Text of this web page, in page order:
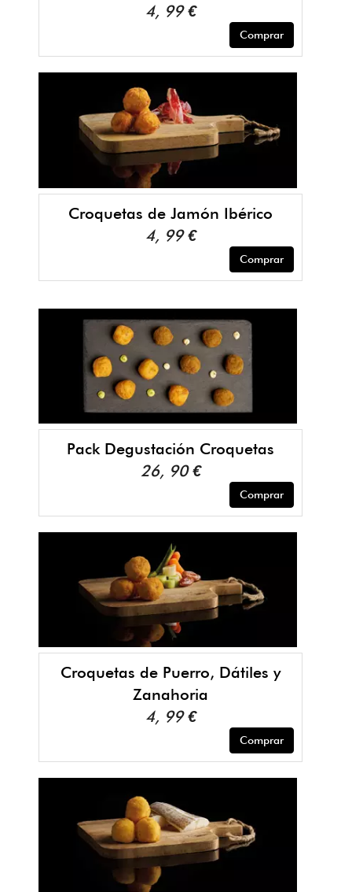
4, 99 €
Comprar
Croquetas de Jamón Ibérico
4, 99 €
Comprar
Pack Degustación Croquetas
26, 90 €
Comprar
Croquetas de Puerro, Dátiles y
Zanahoria
4, 99 €
Comprar